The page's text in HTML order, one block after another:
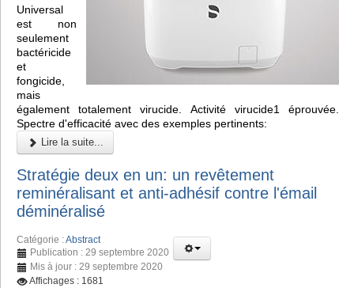
Universal
est non
seulement
bactéricide
et
fongicide,
mais
également totalement virucide. Activité virucide1 éprouvée.
Spectre d'efficacité avec des exemples pertinents:
Lire la suite...
Stratégie deux en un: un revêtement
reminéralisant et anti-adhésif contre l'émail
déminéralisé
Catégorie :Abstract
Publication : 29 septembre 2020
Mis à jour : 29 septembre 2020
Affichages : 1681